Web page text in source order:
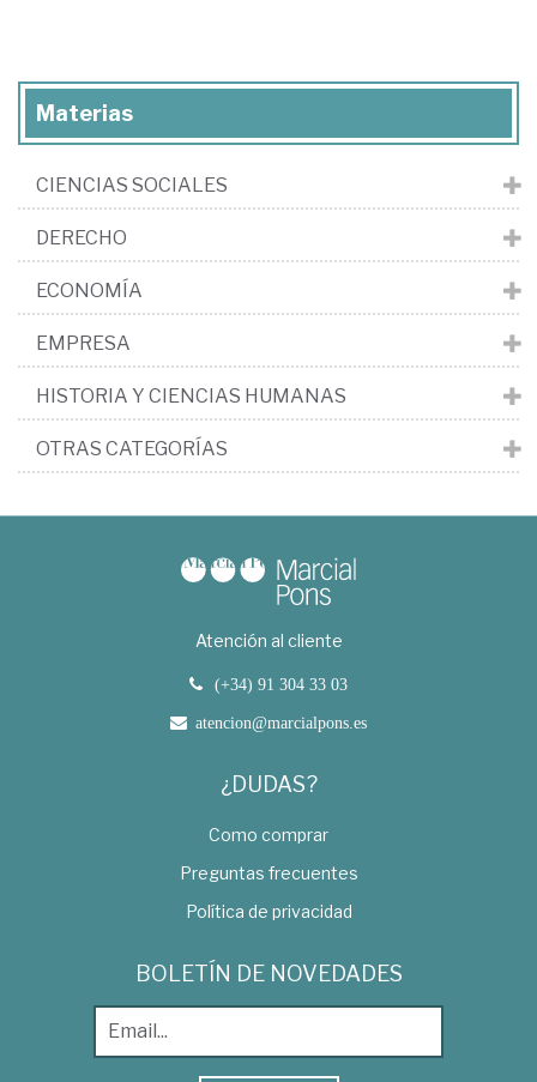
Materias
CIENCIAS SOCIALES
DERECHO
ECONOMÍA
EMPRESA
HISTORIA Y CIENCIAS HUMANAS
OTRAS CATEGORÍAS
Atención al cliente
(+34) 91 304 33 03
atencion@marcialpons.es
¿DUDAS?
Como comprar
Preguntas frecuentes
Política de privacidad
BOLETÍN DE NOVEDADES